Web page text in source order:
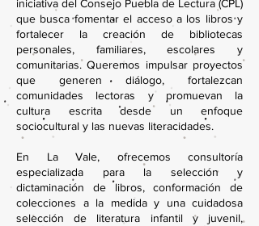
iniciativa del Consejo Puebla de Lectura (CPL)
que busca fomentar el acceso a los libros y
fortalecer la creación de bibliotecas
personales, familiares, escolares y
comunitarias. Queremos impulsar proyectos
que generen diálogo, fortalezcan
comunidades lectoras y promuevan la
cultura escrita desde un enfoque
sociocultural y las nuevas literacidades.
En La Vale, ofrecemos consultoría
especializada para la selección y
dictaminación de libros, conformación de
colecciones a la medida y una cuidadosa
selección de literatura infantil y juvenil,